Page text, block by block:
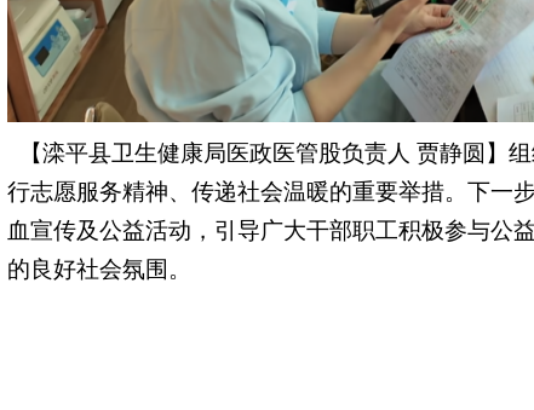
【滦平县卫生健康局医政医管股负责人 贾静圆】
行志愿服务精神、传递社会温暖的重要举措。下一
血宣传及公益活动，引导广大干部职工积极参与公
的良好社会氛围。